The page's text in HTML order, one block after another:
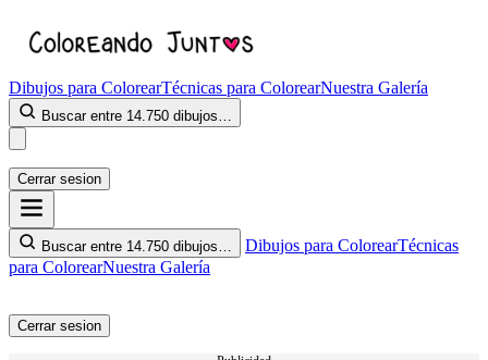
Dibujos para ColorearTécnicas para ColorearNuestra Galería
Buscar entre 14.750 dibujos…
Cerrar sesion
Buscar entre 14.750 dibujos… Dibujos para ColorearTécnicas
para ColorearNuestra Galería
Cerrar sesion